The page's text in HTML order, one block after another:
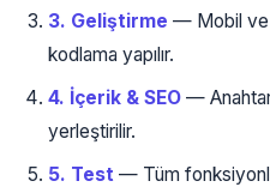
3. Geliştirme — Mobil ve
kodlama yapılır.
4. İçerik & SEO —
yerleştirilir.
5. Test — Tüm